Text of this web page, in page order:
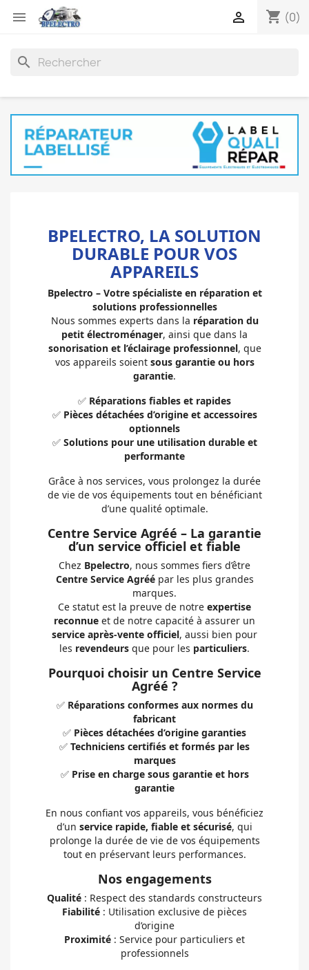
 shopping_cart (0)

search
BPELECTRO, LA SOLUTION
DURABLE POUR VOS
APPAREILS
Bpelectro – Votre spécialiste en réparation et
solutions professionnelles
Nous sommes experts dans la réparation du
petit électroménager, ainsi que dans la
sonorisation et l’éclairage professionnel, que
vos appareils soient sous garantie ou hors
garantie.
✅ Réparations fiables et rapides
✅ Pièces détachées d’origine et accessoires
optionnels
✅ Solutions pour une utilisation durable et
performante
Grâce à nos services, vous prolongez la durée
de vie de vos équipements tout en bénéficiant
d’une qualité optimale.
Centre Service Agréé – La garantie
d’un service officiel et fiable
Chez Bpelectro, nous sommes fiers d’être
Centre Service Agréépar les plus grandes
marques.
Ce statut est la preuve de notre expertise
reconnue et de notre capacité à assurer un
service après-vente officiel, aussi bien pour
les revendeurs que pour les particuliers.
Pourquoi choisir un Centre Service
Agréé ?
✅ Réparations conformes aux normes du
fabricant
✅ Pièces détachées d’origine garanties
✅ Techniciens certifiés et formés par les
marques
✅ Prise en charge sous garantie et hors
garantie
En nous confiant vos appareils, vous bénéficiez
d’un service rapide, fiable et sécurisé, qui
prolonge la durée de vie de vos équipements
tout en préservant leurs performances.
Nos engagements
Qualité : Respect des standards constructeurs
Fiabilité : Utilisation exclusive de pièces
d’origine
Proximité : Service pour particuliers et
professionnels